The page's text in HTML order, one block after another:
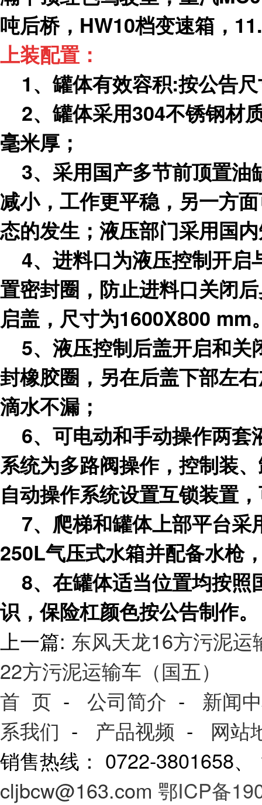
吨后桥，HW10档变速箱，
上装配置：
1、罐体有效容积:按公告
2、罐体采用304不锈钢材
毫米厚；
3、采用国产多节前顶置
减小，工作更平稳，另一方
态的发生；液压部门采用国
4、进料口为液压控制开
置密封圈，防止进料口关闭
启盖，尺寸为1600X800 mm
5、液压控制后盖开启和
封橡胶圈，另在后盖下部左
滴水不漏；
6、可电动和手动操作两
系统为多路阀操作，控制装
自动操作系统设置互锁装置
7、爬梯和罐体上部平台
250L气压式水箱并配备水枪
8、在罐体适当位置均按
识，保险杠颜色按公告制作。
上一篇: 东风天龙16方污泥运
22方污泥运输车（国五）
首 页 - 公司简介 - 新闻
系我们 - 产品视频 - 网站
销售热线： 0722-3801658
cljbcw@163.com 鄂ICP备